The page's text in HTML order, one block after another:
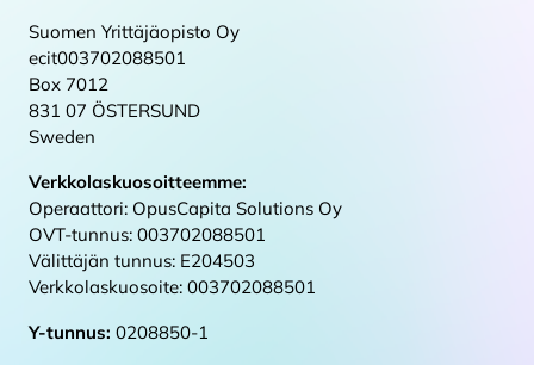
Suomen Yrittäjäopisto Oy
ecit003702088501
Box 7012
831 07 ÖSTERSUND
Sweden
Verkkolaskuosoitteemme:
Operaattori: OpusCapita Solutions Oy
OVT-tunnus: 003702088501
Välittäjän tunnus: E204503
Verkkolaskuosoite: 003702088501
Y-tunnus: 0208850-1